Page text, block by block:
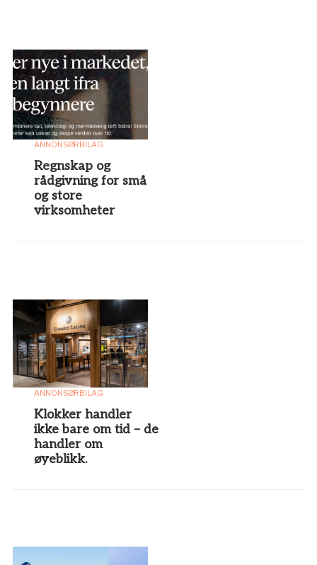
ANNONSØRBILAG
Regnskap og
rådgivning for små
og store
virksomheter
ANNONSØRBILAG
Klokker handler
ikke bare om tid – de
handler om
øyeblikk.